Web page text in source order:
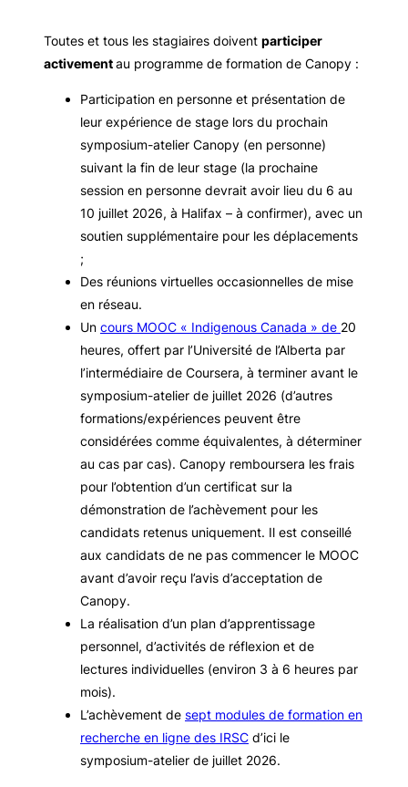
Toutes et tous les stagiaires doivent participer
activementau programme de formation de Canopy :
Participation en personne et présentation de
leur expérience de stage lors du prochain
symposium-atelier Canopy (en personne)
suivant la fin de leur stage (la prochaine
session en personne devrait avoir lieu du 6 au
10 juillet 2026, à Halifax – à confirmer), avec un
soutien supplémentaire pour les déplacements
;
Des réunions virtuelles occasionnelles de mise
en réseau.
Un cours MOOC « Indigenous Canada » de 20
heures, offert par l’Université de l’Alberta par
l’intermédiaire de Coursera, à terminer avant le
symposium-atelier de juillet 2026 (d’autres
formations/expériences peuvent être
considérées comme équivalentes, à déterminer
au cas par cas). Canopy remboursera les frais
pour l’obtention d’un certificat sur la
démonstration de l’achèvement pour les
candidats retenus uniquement. Il est conseillé
aux candidats de ne pas commencer le MOOC
avant d’avoir reçu l’avis d’acceptation de
Canopy.
La réalisation d’un plan d’apprentissage
personnel, d’activités de réflexion et de
lectures individuelles (environ 3 à 6 heures par
mois).
L’achèvement de sept modules de formation en
recherche en ligne des IRSC d’ici le
symposium-atelier de juillet 2026.